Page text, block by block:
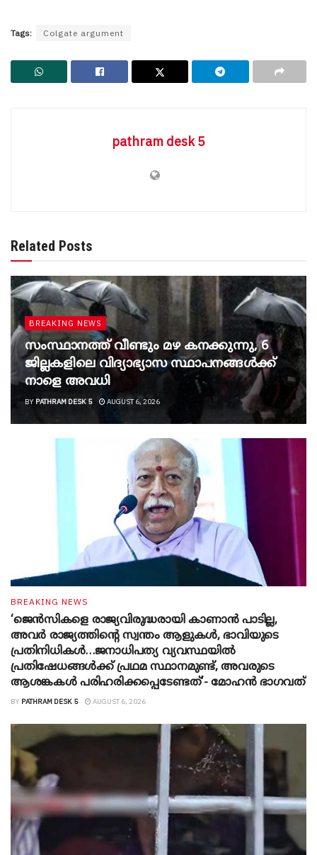
Tags: Colgate argument
pathram desk 5
Related Posts
BREAKING NEWS
സംസ്ഥാനത്ത് വീണ്ടും മഴ കനക്കുന്നു, 6
ജില്ലകളിലെ വിദ്യാഭ്യാസ സ്ഥാപനങ്ങൾക്ക്
നാളെ അവധി
BY PATHRAM DESK 5 AUGUST 6, 2026
BREAKING NEWS
‘ജെൻസികളെ രാജ്യവിരുദ്ധരായി കാണാൻ പാടില്ല,
അവർ രാജ്യത്തിന്റെ സ്വന്തം ആളുകൾ, ഭാവിയുടെ
പ്രതിനിധികൾ…ജനാധിപത്യ വ്യവസ്ഥയിൽ
പ്രതിഷേധങ്ങൾക്ക് പ്രഥമ സ്ഥാനമുണ്ട്, അവരുടെ
ആശങ്കകൾ പരിഹരിക്കപ്പെടേണ്ടത്’- മോഹൻ ഭാ​ഗവത്
BY PATHRAM DESK 5 AUGUST 6, 2026